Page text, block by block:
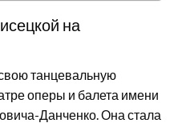
на
танцевальную
оперы и балета имени
Данченко. Она стала